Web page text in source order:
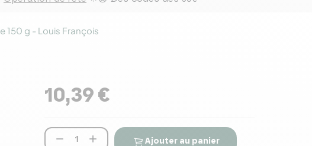
150 g - Louis François
10,39 €
  Ajouter au panier